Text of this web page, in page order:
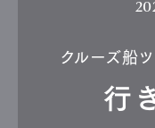
クルーズ船
行